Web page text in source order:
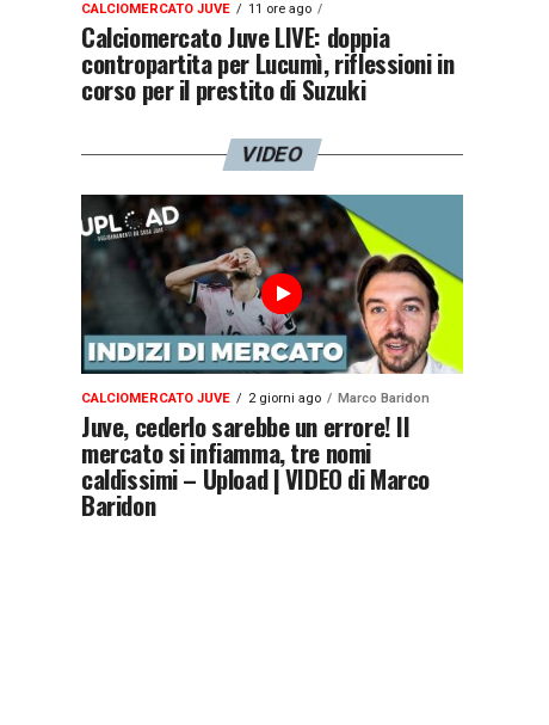
CALCIOMERCATO JUVE 11 ore ago
Calciomercato Juve LIVE: doppia
contropartita per Lucumì, riflessioni in
corso per il prestito di Suzuki
VIDEO
CALCIOMERCATO JUVE 2 giorni ago Marco Baridon
Juve, cederlo sarebbe un errore! Il
mercato si infiamma, tre nomi
caldissimi – Upload | VIDEO di Marco
Baridon